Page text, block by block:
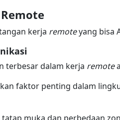
kerja remoteyang bisa
terbesar dalam kerja remote
faktor penting dalam